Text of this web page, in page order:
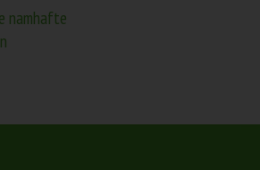
namhafte